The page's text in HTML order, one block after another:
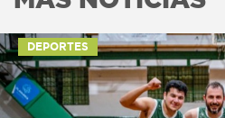
DEPORTES